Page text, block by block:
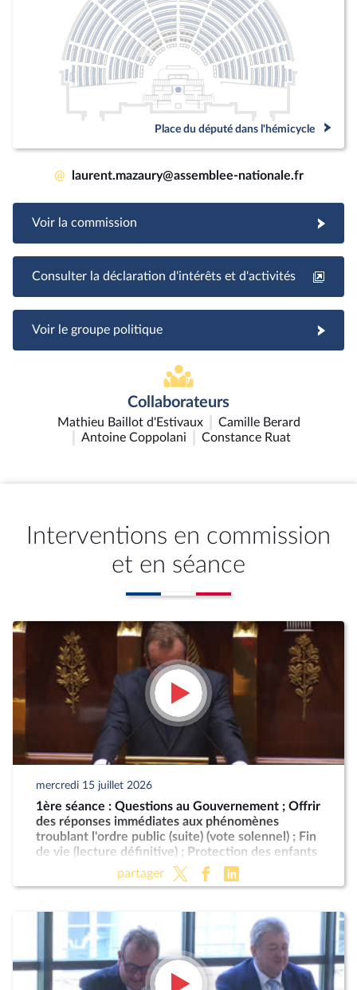
Place du député dans l'hémicycle
@ laurent.mazaury@assemblee-nationale.fr
Voir la commission
Consulter la déclaration d'intérêts et d'activités
Voir le groupe politique
Collaborateurs
Mathieu Baillot d'Estivaux
Camille Berard
Antoine Coppolani
Constance Ruat
Interventions en commission
et en séance
mercredi 15 juillet 2026
1ère séance : Questions au Gouvernement ; Offrir
des réponses immédiates aux phénomènes
troublant l'ordre public (suite) (vote solennel) ; Fin
de vie (lecture définitive) ; Protection des enfants
partager